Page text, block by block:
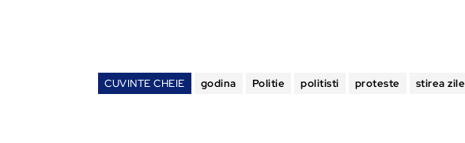
CUVINTE CHEIE godina Politie politisti proteste stirea